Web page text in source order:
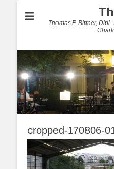
Thomas P. Bittner,
cropped-170806-